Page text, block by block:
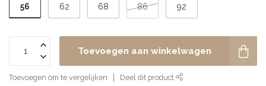
56 62 68 86 92
Toevoegen aan winkelwagen
Toevoegen om te vergelijken Deel dit product